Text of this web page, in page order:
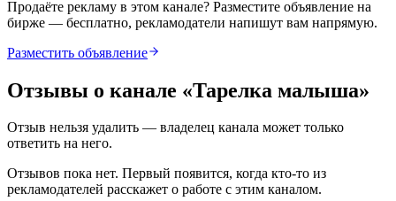
Продаёте рекламу в этом канале? Разместите объявление на
бирже — бесплатно, рекламодатели напишут вам напрямую.
Разместить объявление
Отзывы о канале «Тарелка малыша»
Отзыв нельзя удалить — владелец канала может только
ответить на него.
Отзывов пока нет. Первый появится, когда кто-то из
рекламодателей расскажет о работе с этим каналом.